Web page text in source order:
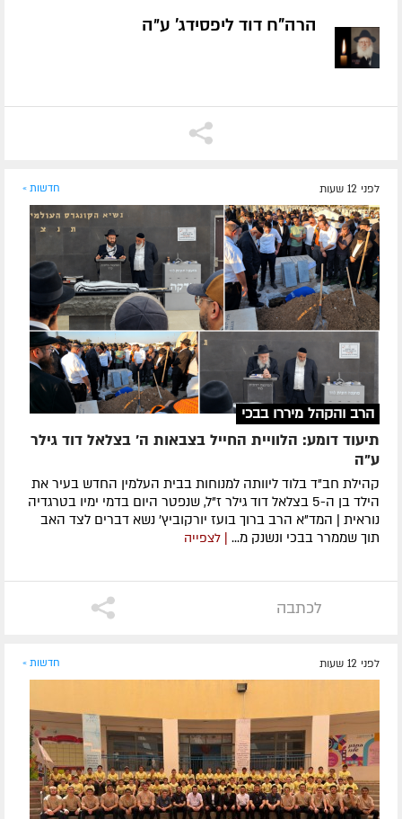
הרה"ח דוד ליפסידג' ע״ה
לפני 12 שעות חדשות »
הרב והקהל מיררו בבכי
תיעוד דומע: הלוויית החייל בצבאות ה' בצלאל דוד גילר
ע"ה
קהילת חב"ד בלוד ליוותה למנוחות בבית העלמין החדש בעיר את
הילד בן ה-5 בצלאל דוד גילר ז"ל, שנפטר היום בדמי ימיו בטרגדיה
נוראית | המד"א הרב ברוך בועז יורקוביץ' נשא דברים לצד האב
תוך שממרר בבכי ונשנק מ...
| לצפייה
לכתבה
לפני 12 שעות חדשות »